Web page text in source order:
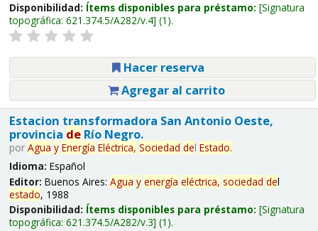
Disponibilidad: Ítems disponibles para préstamo: Signatura
topográfica: 621.374.5/A282/v.4 (1).
Hacer reserva
Agregar al carrito
Estacion transformadora San Antonio Oeste,
provincia deRío Negro.
por Agua y Energía Eléctrica, Sociedad del Estado.
Idioma: Español
Editor: Buenos Aires: Agua y energía eléctrica, sociedad del
estado, 1988
Disponibilidad: Ítems disponibles para préstamo: Signatura
topográfica: 621.374.5/A282/v.3 (1).